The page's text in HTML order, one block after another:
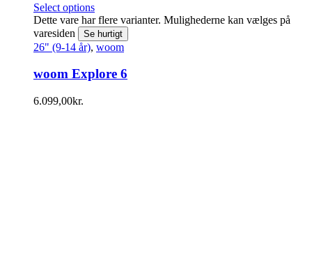
Select options
Dette vare har flere varianter. Mulighederne kan vælges på
varesiden
Se hurtigt
26" (9-14 år), woom
woom Explore 6
6.099,00kr.